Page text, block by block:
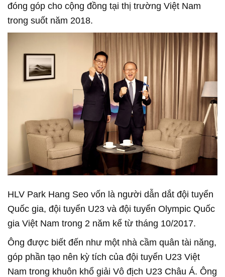
đóng góp cho cộng đồng tại thị trường Việt Nam
trong suốt năm 2018.
HLV Park Hang Seo vốn là người dẫn dắt đội tuyển
Quốc gia, đội tuyển U23 và đội tuyển Olympic Quốc
gia Việt Nam trong 2 năm kể từ tháng 10/2017.
Ông được biết đến như một nhà cầm quân tài năng,
góp phần tạo nên kỳ tích của đội tuyển U23 Việt
Nam trong khuôn khổ giải Vô địch U23 Châu Á. Ông